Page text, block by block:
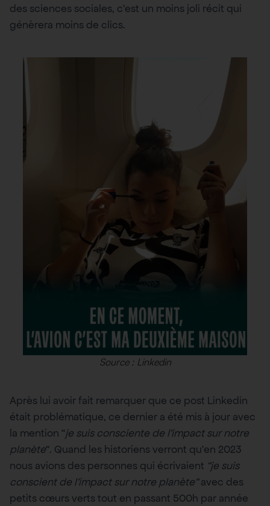
des sciences sociales, c’est un moins joli récit qui
génèrera moins de clics.
Source : Linkedin
Après lui avoir fait remarquer que ce post Linkedin
était problématique, ce dernier a été mis à jour avec
la mention “je suis consciente de l’impact sur notre
planète“. Quand les historiens verront qu’en 2023
nous avions des personnes qui écrivaient “je suis
conscient de l’impact sur notre planète”avec des
petits cœurs verts tout en passant 500h par année